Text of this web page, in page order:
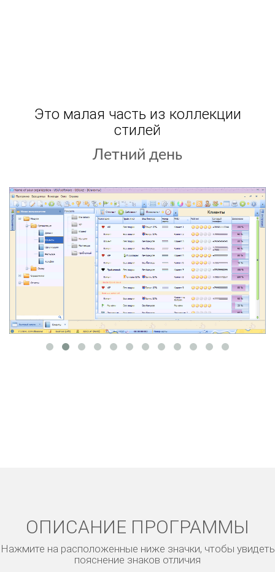
Это малая часть из коллекции
стилей
Летний день
Новый год
ОПИСАНИЕ ПРОГРАММЫ
Нажмите на расположенные ниже значки, чтобы увидеть
пояснение знаков отличия